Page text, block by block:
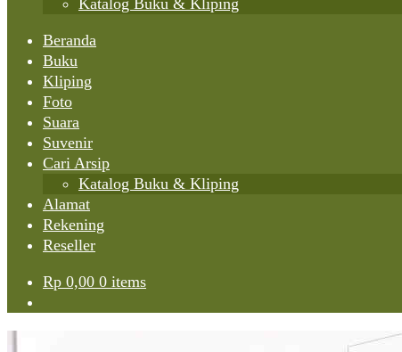
Katalog Buku & Kliping
Beranda
Buku
Kliping
Foto
Suara
Suvenir
Cari Arsip
Katalog Buku & Kliping
Alamat
Rekening
Reseller
Rp 0,00 0 items